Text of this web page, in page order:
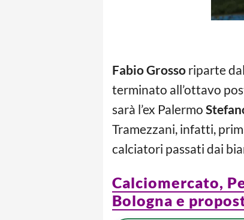
Fabio Grosso riparte
terminato all’ottavo
sarà l’ex Palermo
Tramezzani, infatti,
calciatori passati dai
Calciomercato,
Bologna e